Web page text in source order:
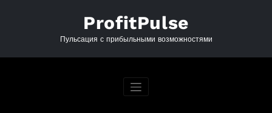
ProfitPulse
Пульсация с прибыльными возможностями